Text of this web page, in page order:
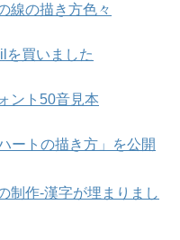
線の描き方色々
を買いました
ント50音見本
ートの描き方」を公開
制作-漢字が埋まりまし